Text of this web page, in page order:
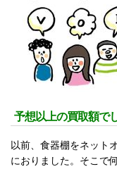
予想以上の買取額で
以前、食器棚をネット
におりました。そこで